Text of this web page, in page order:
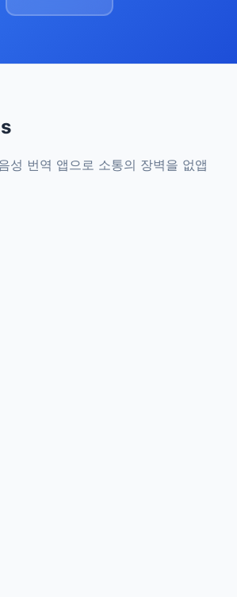
성 번역 앱으로 소통의 장벽을 없앱